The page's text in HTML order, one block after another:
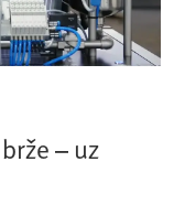
– uz